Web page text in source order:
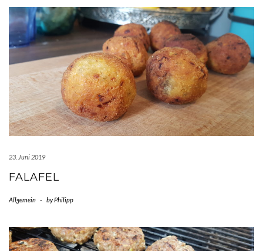
23. Juni 2019
FALAFEL
Allgemein - byPhilipp